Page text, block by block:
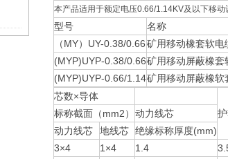
本产品适用于额定电压0.66/1.14KV及以下移
型号 名称
（MY）UY-0.38/0.66矿用移动橡套软电
(MYP)UYP-0.38/0.66矿用移动屏蔽橡套
(MYP)UYP-0.66/1.14矿用移动屏蔽橡软
芯数×导体
标称截面（mm2） 动力线芯
动力线芯
地线芯 绝缘标称厚度(mm)
3×4
1×4 1.4